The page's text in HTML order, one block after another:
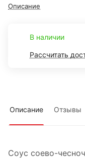
Описание
В наличии
Рассчитать
Описание Отзывы
Соус соево-